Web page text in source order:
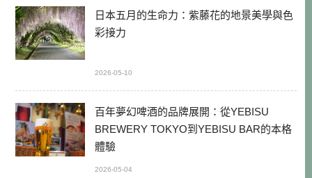
日本五月的生命力：紫藤花的地景美學與色
彩接力
2026-05-10
百年夢幻啤酒的品牌展開：從YEBISU
BREWERY TOKYO到YEBISU BAR的本格
體驗
2026-05-04